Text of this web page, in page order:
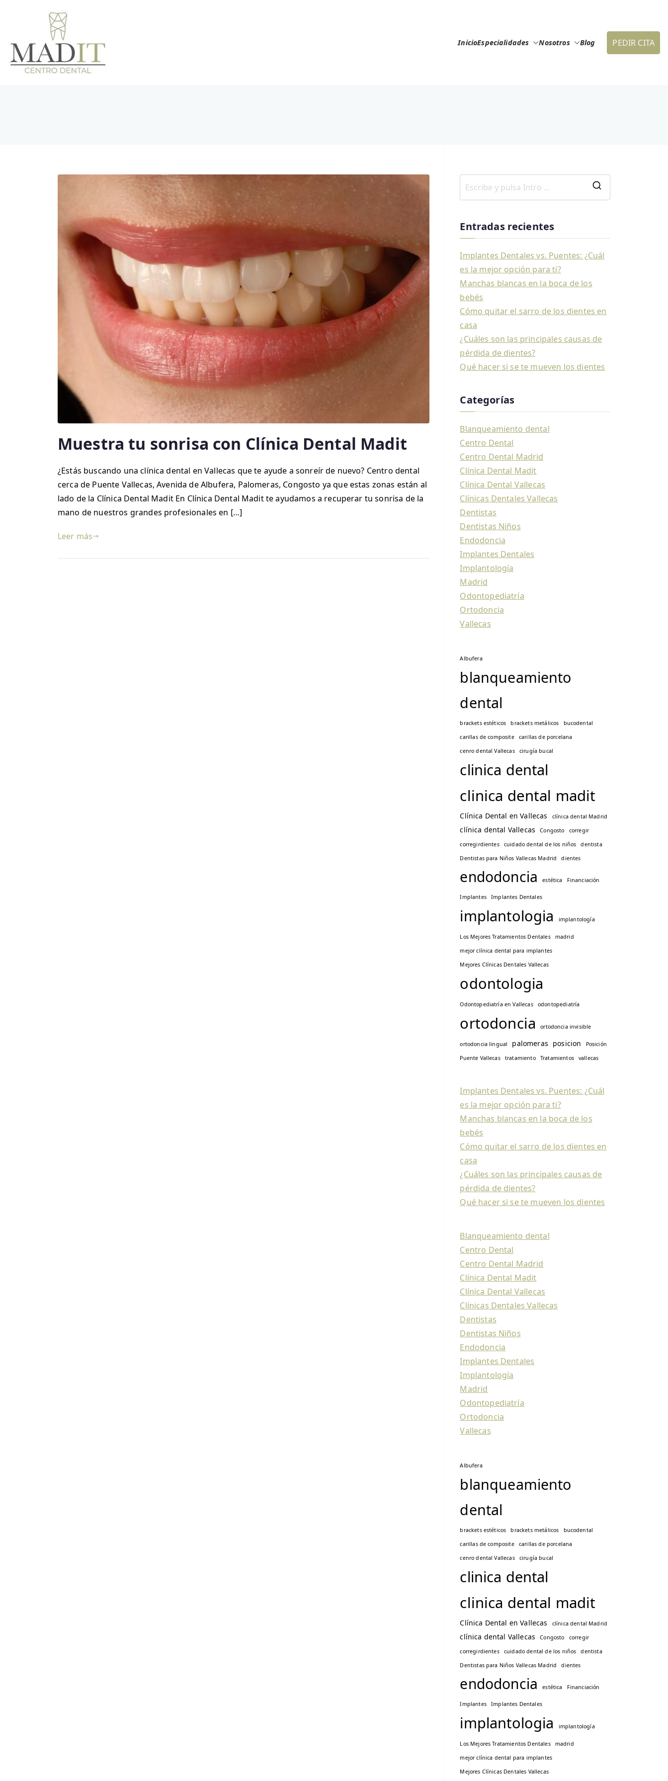
InicioEspecialidades Nosotros Blog PEDIR CITA
Muestra tu sonrisa con Clínica Dental Madit
¿Estás buscando una clínica dental en Vallecas que te ayude a sonreír de nuevo? Centro dental
cerca de Puente Vallecas, Avenida de Albufera, Palomeras, Congosto ya que estas zonas están al
lado de la Clínica Dental Madit En Clínica Dental Madit te ayudamos a recuperar tu sonrisa de la
mano de nuestros grandes profesionales en […]
Leer más
Entradas recientes
Implantes Dentales vs. Puentes: ¿Cuál
es la mejor opción para ti?
Manchas blancas en la boca de los
bebés
Cómo quitar el sarro de los dientes en
casa
¿Cuáles son las principales causas de
pérdida de dientes?
Qué hacer si se te mueven los dientes
Categorías
Blanqueamiento dental
Centro Dental
Centro Dental Madrid
Clínica Dental Madit
Clínica Dental Vallecas
Clínicas Dentales Vallecas
Dentistas
Dentistas Niños
Endodoncia
Implantes Dentales
Implantología
Madrid
Odontopediatría
Ortodoncia
Vallecas
Albufera
blanqueamiento
dental
brackets estéticos brackets metálicos
bucodental
carillas de composite
carillas de porcelana
cenro dental Vallecas
cirugía bucal
clinica dental
clinica dental madit
Clínica Dental en Vallecas clínica dental Madrid
clínica dental Vallecas Congosto
corregir
corregirdientes
cuidado dental de los niños
dentista
Dentistas para Niños Vallecas Madrid
dientes
endodoncia estética Financiación
Implantes Implantes Dentales
implantologia implantología
Los Mejores Tratamientos Dentales
madrid
mejor clínica dental para implantes
Mejores Clínicas Dentales Vallecas
odontologia
Odontopediatría en Vallecas odontopediatría
ortodoncia ortodoncia invisible
ortodoncia lingual palomeras posicion
Posición
Puente Vallecas
tratamiento Tratamientos vallecas
Implantes Dentales vs. Puentes: ¿Cuál
es la mejor opción para ti?
Manchas blancas en la boca de los
bebés
Cómo quitar el sarro de los dientes en
casa
¿Cuáles son las principales causas de
pérdida de dientes?
Qué hacer si se te mueven los dientes
Blanqueamiento dental
Centro Dental
Centro Dental Madrid
Clínica Dental Madit
Clínica Dental Vallecas
Clínicas Dentales Vallecas
Dentistas
Dentistas Niños
Endodoncia
Implantes Dentales
Implantología
Madrid
Odontopediatría
Ortodoncia
Vallecas
Albufera
blanqueamiento
dental
brackets estéticos brackets metálicos
bucodental
carillas de composite
carillas de porcelana
cenro dental Vallecas
cirugía bucal
clinica dental
clinica dental madit
Clínica Dental en Vallecas clínica dental Madrid
clínica dental Vallecas Congosto
corregir
corregirdientes
cuidado dental de los niños
dentista
Dentistas para Niños Vallecas Madrid
dientes
endodoncia estética Financiación
Implantes Implantes Dentales
implantologia implantología
Los Mejores Tratamientos Dentales
madrid
mejor clínica dental para implantes
Mejores Clínicas Dentales Vallecas